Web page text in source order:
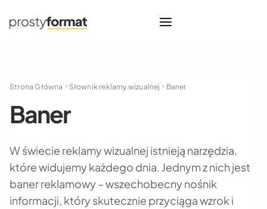
Strona Główna Słownik reklamy wizualnej Baner
Baner
W świecie reklamy wizualnej istnieją narzędzia,
które widujemy każdego dnia. Jednym z nich jest
baner reklamowy – wszechobecny nośnik
informacji, który skutecznie przyciąga wzrok i